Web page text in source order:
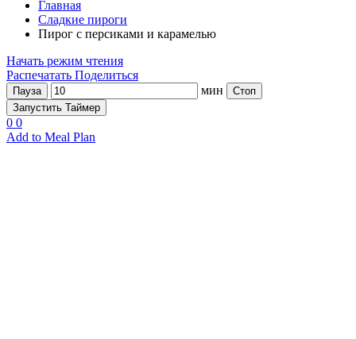
Главная
Сладкие пироги
Пирог с персиками и карамелью
Начать режим чтения
Распечатать Поделиться
Пауза мин
Стоп
Запустить Таймер
0 0
Add to Meal Plan